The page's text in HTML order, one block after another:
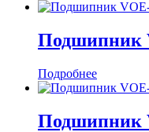
Подшипник
Подробнее
Подшипник